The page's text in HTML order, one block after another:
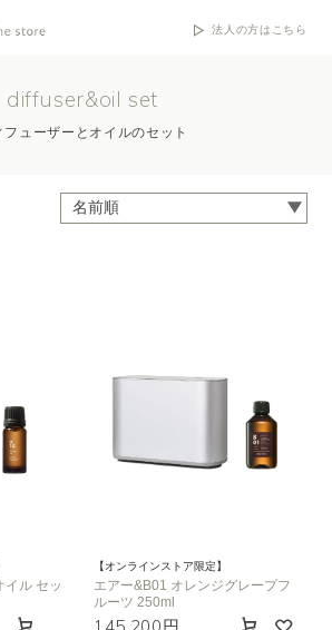
法人の方はこちら
diffuser&oil set
フューザーとオイルのセット
イル セッ
【オンラインストア限定】
エアー&B01 オレンジグレープフ
ルーツ 250ml
145,200円